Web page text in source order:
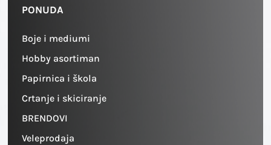
PONUDA
Boje i mediumi
Hobby asortiman
Papirnica i škola
Crtanje i skiciranje
BRENDOVI
Veleprodaja